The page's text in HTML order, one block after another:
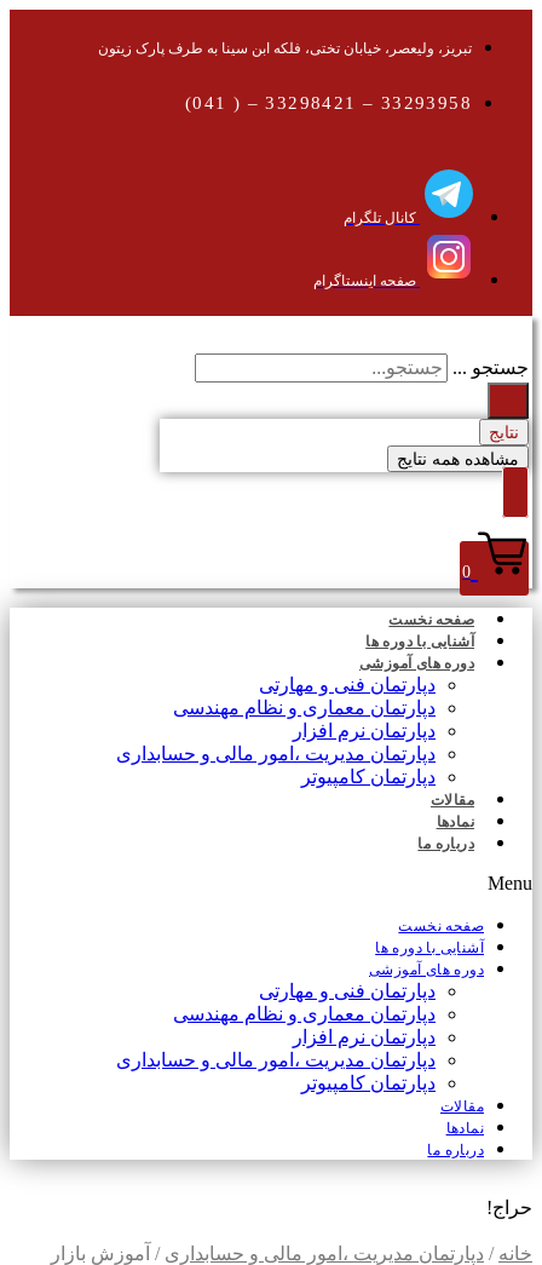
تبریز، ولیعصر، خیابان تختی، فلکه ابن سینا به طرف پارک زیتون
33293958 – 33298421 – ( 041)
کانال تلگرام
صفحه اینستاگرام
جستجو ...
نتایج
مشاهده همه نتایج
0
صفحه نخست
آشنایی با دوره ها
دوره های آموزشی
دپارتمان فنی و مهارتی
دپارتمان معماری و نظام مهندسی
دپارتمان نرم افزار
دپارتمان مدیریت ،امور مالی و حسابداری
دپارتمان کامپیوتر
مقالات
نمادها
درباره ما
Menu
صفحه نخست
آشنایی با دوره ها
دوره های آموزشی
دپارتمان فنی و مهارتی
دپارتمان معماری و نظام مهندسی
دپارتمان نرم افزار
دپارتمان مدیریت ،امور مالی و حسابداری
دپارتمان کامپیوتر
مقالات
نمادها
درباره ما
حراج!
خانه / دپارتمان مدیریت ،امور مالی و حسابداری / آموزش بازار